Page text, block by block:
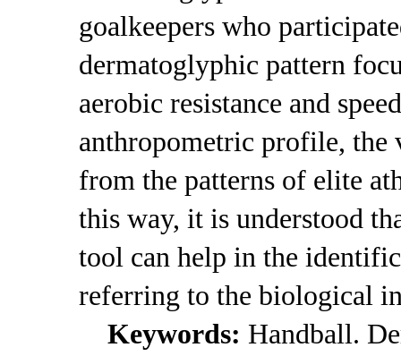
goalkeepers who
dermatoglyphic pattern
aerobic resistance and
anthropometric profile, the
from the patterns of elite
this way, it is understood
tool can help in the
referring to the biological
Keywords: Handball.